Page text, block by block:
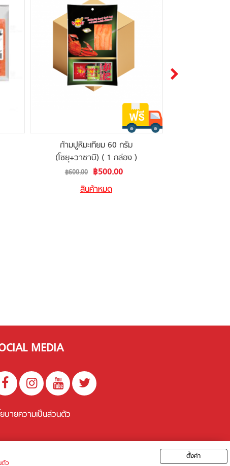
ก้ามปูหิมะเทียม 60 กรัม
(โซยุ+วาซาบิ) ( 1 กล่อง )
Special
Price
฿500.00
฿600.00
สินค้าหมด
MEDIA
บายความเป็นส่วนตัว
ตัว
ตั้งค่า